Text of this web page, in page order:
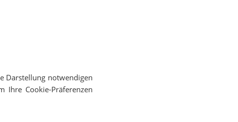
Darstellung notwendigen
Ihre Cookie-Präferenzen